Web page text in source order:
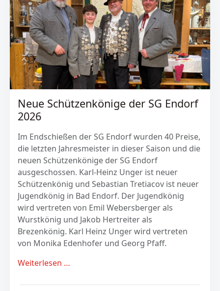
Neue Schützenkönige der SG Endorf
2026
Im Endschießen der SG Endorf wurden 40 Preise,
die letzten Jahresmeister in dieser Saison und die
neuen Schützenkönige der SG Endorf
ausgeschossen. Karl-Heinz Unger ist neuer
Schützenkönig und Sebastian Tretiacov ist neuer
Jugendkönig in Bad Endorf. Der Jugendkönig
wird vertreten von Emil Webersberger als
Wurstkönig und Jakob Hertreiter als
Brezenkönig. Karl Heinz Unger wird vertreten
von Monika Edenhofer und Georg Pfaff.
Weiterlesen …